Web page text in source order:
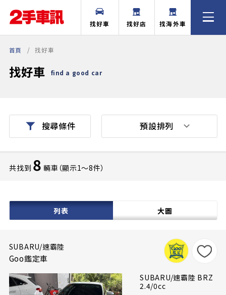
找好車 找好店 找海外車
首頁 找好車
找好車 find a good car
搜尋條件
共找到 8 輛車（顯示1〜8件）
列表 大圖
預設排列
SUBARU/速霸陸
Goo鑑定車
SUBARU/速霸陸 BRZ
2.4/0cc